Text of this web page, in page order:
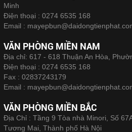
Minh
Điện thoại : 0274 6535 168
Email :
VĂN PHÒNG MIỀN NAM
Địa chỉ: 617 - 618 Thuận An Hòa,
Điện thoại : 0274 6535 168
Fax : 02837243179
Email :
VĂN PHÒNG MIỀN BẮC
Địa Chỉ : Tầng 9 Tòa nhà Minori, Số
Tương Mai, Thành phố Hà Nội